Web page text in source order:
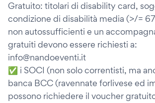
Gratuito: titolari di disability card,
condizione di disabilità media (>/=
non autossufficienti e un
gratuiti devono essere richiesti a:
info@nandoeventi.it
✅ i SOCI (non solo correntisti, ma
banca BCC (ravennate forlivese ed
possono richiedere il voucher